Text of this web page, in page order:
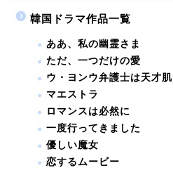
韓国ドラマ作品一覧
ああ、私の幽霊さま
ただ、一つだけの愛
ウ・ヨンウ弁護士は天才肌
マエストラ
ロマンスは必然に
一度行ってきました
優しい魔女
恋するムービー